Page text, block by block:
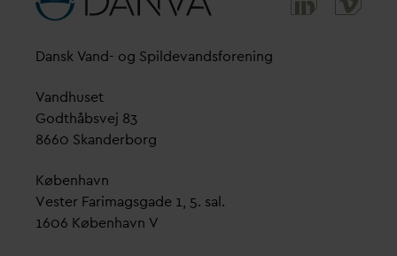
Dansk Vand- og Spildevandsforening
Vandhuset
Godthåbsvej 83
8660 Skanderborg
København
Vester Farimagsgade 1, 5. sal.
1606 København V